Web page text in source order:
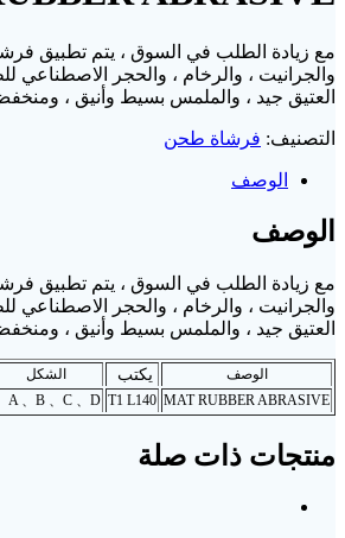
مع زيادة الطلب في السوق ، يتم تطبيق
العتيق جيد ، والملمس بسيط وأنيق ،
التصنيف: فرشاة طحن
الوصف
الوصف
مع زيادة الطلب في السوق ، يتم تطبيق
العتيق جيد ، والملمس بسيط وأنيق ،
الوصف يكتب الشكل
MAT RUBBER ABRASIVE
T1 L140
A 、B 、C 、D 、
منتجات ذات صلة